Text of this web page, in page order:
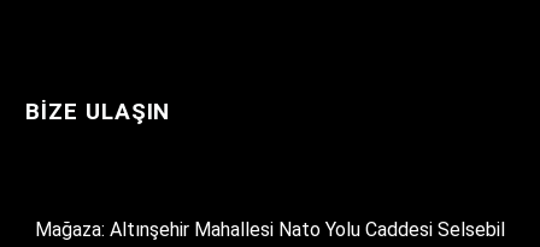
BIZE ULAŞIN
Mağaza: Altınşehir Mahallesi Nato Yolu Caddesi Selsebil